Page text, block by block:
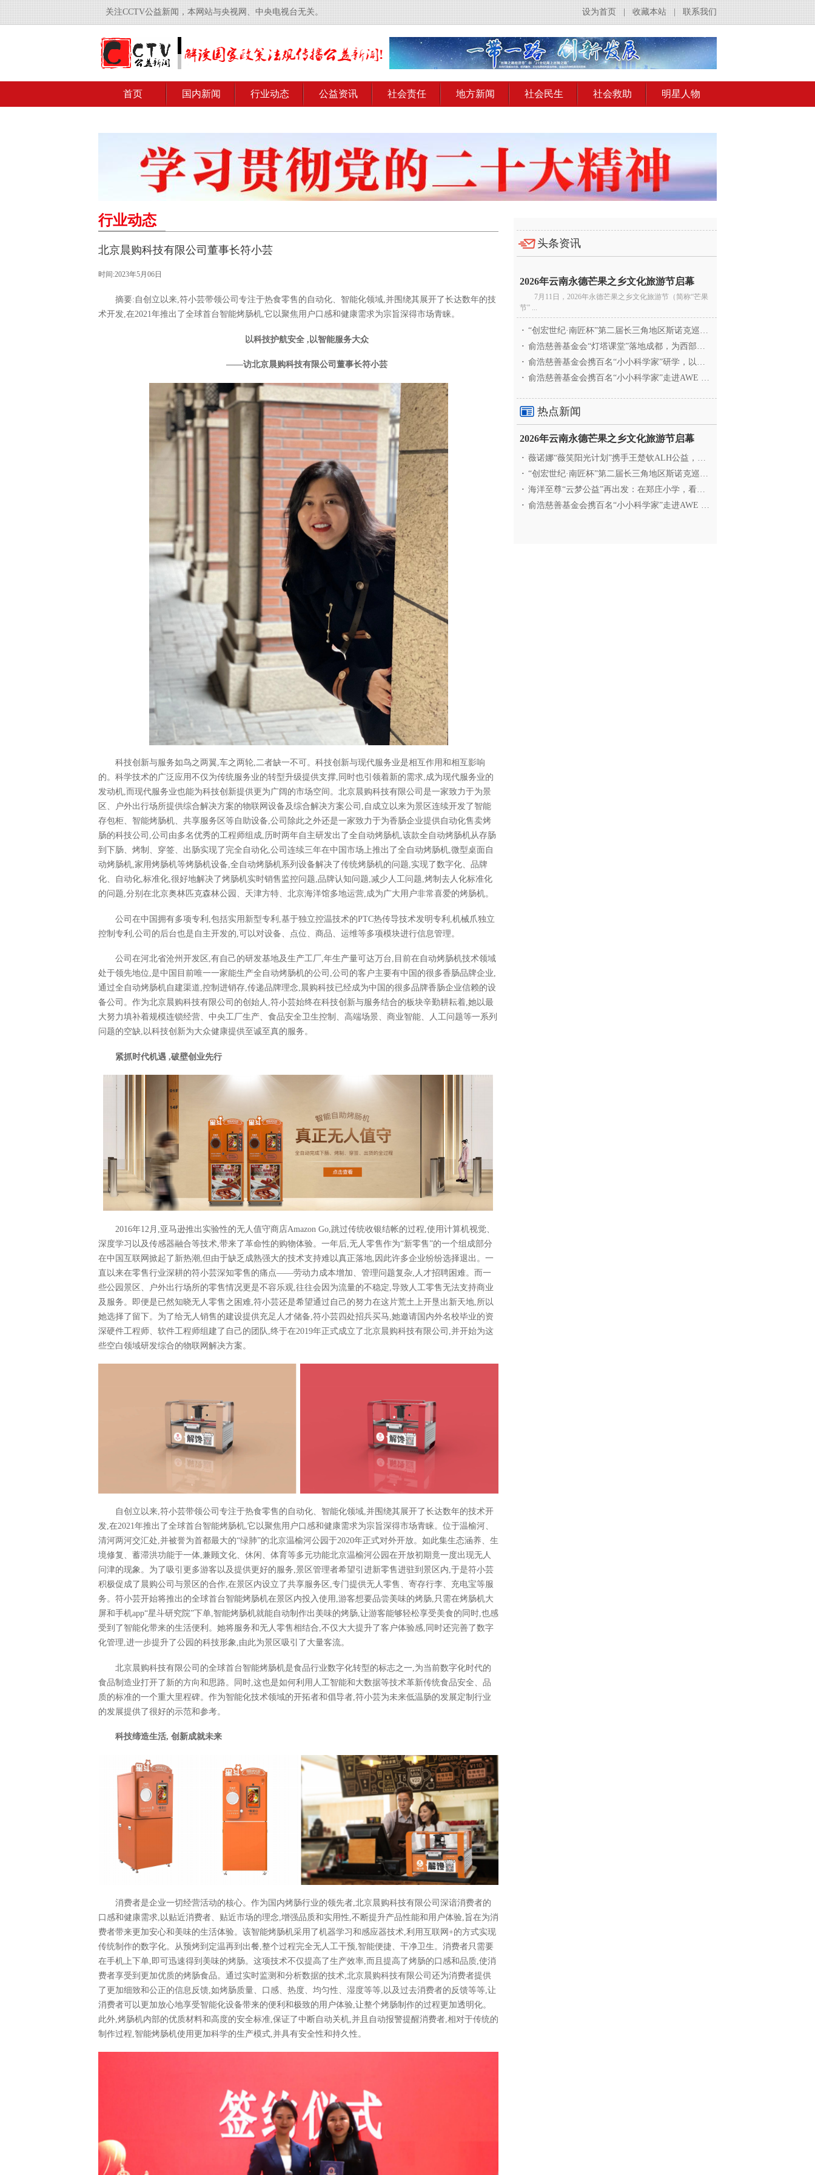
关注CCTV公益新闻，本网站与央视网、中央电视台无关。 联系我们
收藏本站
设为首页
首页 国内新闻 行业动态 公益资讯 社会责任 地方新闻 社会民生 社会救助 明星人物
行业动态
北京晨购科技有限公司董事长符小芸
时间:2023年5月06日
摘要:自创立以来,符小芸带领公司专注于热食零售的自动化、智能化领域,并围绕其展开了长达数年的技
术开发,在2021年推出了全球首台智能烤肠机,它以聚焦用户口感和健康需求为宗旨深得市场青睐。
以科技护航安全 , 以智能服务大众
——访北京晨购科技有限公司 董事长符小芸
科技创新与服务如鸟之两翼,车之两轮,二者缺一不可。科技创新与现代服务业是相互作用和相互影响
的。科学技术的广泛应用不仅为传统服务业的转型升级提供支撑,同时也引领着新的需求,成为现代服务业的
发动机,而现代服务业也能为科技创新提供更为广阔的市场空间。北京晨购科技有限公司是一家致力于为景
区、户外出行场所提供综合解决方案的物联网设备及综合解决方案公司,自成立以来为景区连续开发了智能
存包柜、智能烤肠机、共享服务区等自助设备,公司除此之外还是一家致力于为香肠企业提供自动化售卖烤
肠的科技公司,公司由多名优秀的工程师组成,历时两年自主研发出了全自动烤肠机,该款全自动烤肠机从存肠
到下肠、烤制、穿签、出肠实现了完全自动化,公司连续三年在中国市场上推出了全自动烤肠机,微型桌面自
动烤肠机,家用烤肠机等烤肠机设备,全自动烤肠机系列设备解决了传统烤肠机的问题,实现了数字化、品牌
化、自动化,标准化,很好地解决了烤肠机实时销售监控问题,品牌认知问题,减少人工问题,烤制去人化标准化
的问题,分别在北京奥林匹克森林公园、天津方特、北京海洋馆多地运营,成为广大用户非常喜爱的烤肠机。
公司在中国拥有多项专利,包括实用新型专利,基于独立控温技术的PTC热传导技术发明专利,机械爪独立
控制专利,公司的后台也是自主开发的,可以对设备、点位、商品、运维等多项模块进行信息管理。
公司在河北省沧州开发区,有自己的研发基地及生产工厂,年生产量可达万台,目前在自动烤肠机技术领域
处于领先地位,是中国目前唯一一家能生产全自动烤肠机的公司,公司的客户主要有中国的很多香肠品牌企业,
通过全自动烤肠机自建渠道,控制进销存,传递品牌理念,晨购科技已经成为中国的很多品牌香肠企业信赖的设
备公司。作为北京晨购科技有限公司的创始人,符小芸始终在科技创新与服务结合的板块辛勤耕耘着,她以最
大努力填补着规模连锁经营、中央工厂生产、食品安全卫生控制、高端场景、商业智能、人工问题等一系列
问题的空缺,以科技创新为大众健康提供至诚至真的服务。
紧抓时代机遇 ,破壁创业先行
2016年12月,亚马逊推出实验性的无人值守商店Amazon Go,跳过传统收银结帐的过程,使用计算机视觉、
深度学习以及传感器融合等技术,带来了革命性的购物体验。一年后,无人零售作为“新零售”的一个组成部分
在中国互联网掀起了新热潮,但由于缺乏成熟强大的技术支持难以真正落地,因此许多企业纷纷选择退出。一
直以来在零售行业深耕的符小芸深知零售的痛点——劳动力成本增加、管理问题复杂,人才招聘困难。而一
些公园景区、户外出行场所的零售情况更是不容乐观,往往会因为流量的不稳定,导致人工零售无法支持商业
及服务。即便是已然知晓无人零售之困难,符小芸还是希望通过自己的努力在这片荒土上开垦出新天地,所以
她选择了留下。为了给无人销售的建设提供充足人才储备,符小芸四处招兵买马,她邀请国内外名校毕业的资
深硬件工程师、软件工程师组建了自己的团队,终于在2019年正式成立了北京晨购科技有限公司,并开始为这
些空白领域研发综合的物联网解决方案。
自创立以来,符小芸带领公司专注于热食零售的自动化、智能化领域,并围绕其展开了长达数年的技术开
发,在2021年推出了全球首台智能烤肠机,它以聚焦用户口感和健康需求为宗旨深得市场青睐。位于温榆河、
清河两河交汇处,并被誉为首都最大的“绿肺”的北京温榆河公园于2020年正式对外开放。如此集生态涵养、生
境修复、蓄滞洪功能于一体,兼顾文化、休闲、体育等多元功能北京温榆河公园在开放初期竟一度出现无人
问津的现象。为了吸引更多游客以及提供更好的服务,景区管理者希望引进新零售进驻到景区内,于是符小芸
积极促成了晨购公司与景区的合作,在景区内设立了共享服务区,专门提供无人零售、寄存行李、充电宝等服
务。符小芸开始将推出的全球首台智能烤肠机在景区内投入使用,游客想要品尝美味的烤肠,只需在烤肠机大
屏和手机app“星斗研究院”下单,智能烤肠机就能自动制作出美味的烤肠,让游客能够轻松享受美食的同时,也感
受到了智能化带来的生活便利。她将服务和无人零售相结合,不仅大大提升了客户体验感,同时还完善了数字
化管理,进一步提升了公园的科技形象,由此为景区吸引了大量客流。
北京晨购科技有限公司的全球首台智能烤肠机是食品行业数字化转型的标志之一,为当前数字化时代的
食品制造业打开了新的方向和思路。同时,这也是如何利用人工智能和大数据等技术革新传统食品安全、品
质的标准的一个重大里程碑。作为智能化技术领域的开拓者和倡导者,符小芸为未来低温肠的发展定制行业
的发展提供了很好的示范和参考。
科技缔造生活, 创新成就未来
消费者是企业一切经营活动的核心。作为国内烤肠行业的领先者,北京晨购科技有限公司深谙消费者的
口感和健康需求,以贴近消费者、贴近市场的理念,增强品质和实用性,不断提升产品性能和用户体验,旨在为消
费者带来更加安心和美味的生活体验。该智能烤肠机采用了机器学习和感应器技术,利用互联网+的方式实现
传统制作的数字化。从预烤到定温再到出餐,整个过程完全无人工干预,智能便捷、干净卫生。消费者只需要
在手机上下单,即可迅速得到美味的烤肠。这项技术不仅提高了生产效率,而且提高了烤肠的口感和品质,使消
费者享受到更加优质的烤肠食品。通过实时监测和分析数据的技术,北京晨购科技有限公司还为消费者提供
了更加细致和公正的信息反馈,如烤肠质量、口感、热度、均匀性、湿度等等,以及过去消费者的反馈等等,让
消费者可以更加放心地享受智能化设备带来的便利和极致的用户体验,让整个烤肠制作的过程更加透明化。
此外,烤肠机内部的优质材料和高度的安全标准,保证了中断自动关机,并且自动报警提醒消费者,相对于传统的
制作过程,智能烤肠机使用更加科学的生产模式,并具有安全性和持久性。
头条资讯
2026年云南永德芒果之乡文化旅游节启幕
7月11日，2026年永德芒果之乡文化旅游节（简称“芒果
节” ...
· “创宏世纪·南匠杯”第二届长三角地区斯诺克巡回赛（江
· 俞浩慈善基金会“灯塔课堂”落地成都，为西部学子搭建
· 俞浩慈善基金会携百名“小小科学家”研学，以顶尖科创
· 俞浩慈善基金会携百名“小小科学家”走进AWE 探访追觅
热点新闻
2026年云南永德芒果之乡文化旅游节启幕
· 薇诺娜“薇笑阳光计划”携手王楚钦ALH公益，助力高原乒
· “创宏世纪·南匠杯”第二届长三角地区斯诺克巡回赛（江
· 海洋至尊“云梦公益”再出发：在郑庄小学，看见向善的
· 俞浩慈善基金会携百名“小小科学家”走进AWE 探访追觅